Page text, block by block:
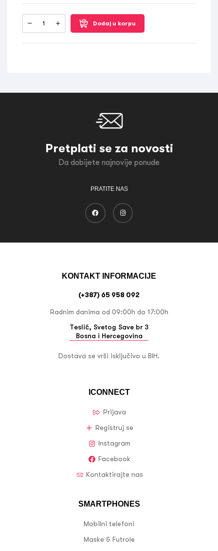
Dodaj u korpu
Pretplati se za novosti
Da dobijete najnovije ponude
PRATITE NAS
ICONNECT
Prijava
Registruj se
Instagram
Facebook
Kontaktirajte nas
SMARTPHONES
Mobilni telefoni
Maske & Futrole
KONTAKT INFORMACIJE
(+387) 65 958 092
Radnim danima od 09:00h do 17:00h
Teslić, Svetog Save br 3
Bosna i Hercegovina
Dostava se vrši isključivo u BIH.